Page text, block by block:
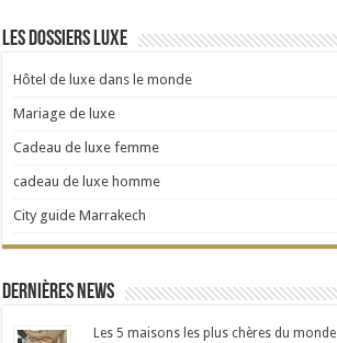
Les dossiers Luxe
Hôtel de luxe dans le monde
Mariage de luxe
Cadeau de luxe femme
cadeau de luxe homme
City guide Marrakech
Dernières news
Les 5 maisons les plus chères du monde